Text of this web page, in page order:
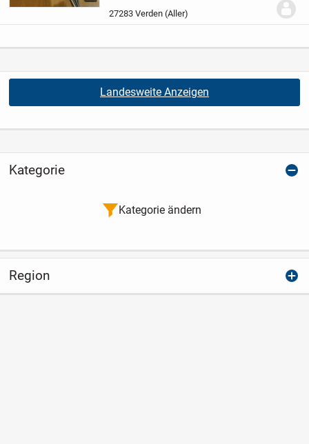
55X9005B (2014)folgendes Bauteil:
Passen auch für...
27283 Verden (Aller)
Landesweite Anzeigen
Kategorie
Kategorie ändern
Region